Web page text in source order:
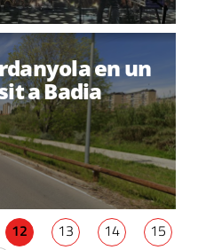
en un
a Badia
12 13 14
15